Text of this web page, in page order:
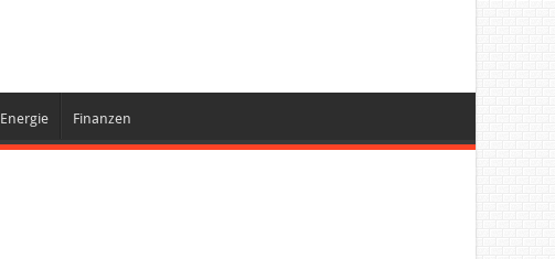
Energie Finanzen